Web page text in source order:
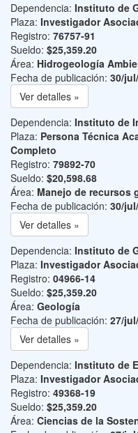
Dependencia: Instituto de
Plaza: Investigador
Registro: 76757-91
Sueldo: $25,359.20
Área: Hidrogeología
Fecha de publicación: 30/
Ver detalles »
Dependencia: Instituto de
Plaza: Persona Técnica
Completo
Registro: 79892-70
Sueldo: $20,598.68
Área: Manejo de recursos
Fecha de publicación: 30/
Ver detalles »
Dependencia: Instituto de
Plaza: Investigador
Registro: 04966-14
Sueldo: $25,359.20
Área: Geología
Fecha de publicación: 27/
Ver detalles »
Dependencia: Instituto de
Plaza: Investigador
Registro: 49368-19
Sueldo: $25,359.20
Área: Ciencias de la